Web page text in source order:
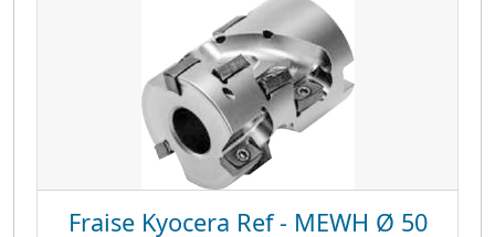
Fraise Kyocera Ref - MEWH Ø 50